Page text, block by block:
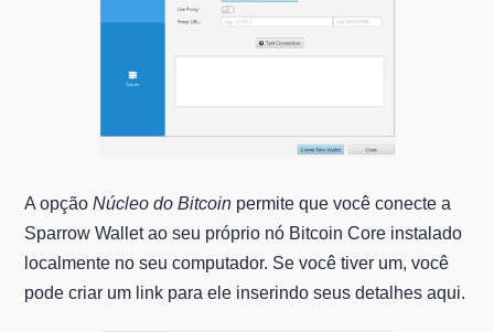
A opçãoNúcleo do Bitcoin permite que você conecte a
Sparrow Wallet ao seu próprio nó Bitcoin Core instalado
localmente no seu computador. Se você tiver um, você
pode criar um link para ele inserindo seus detalhes aqui.